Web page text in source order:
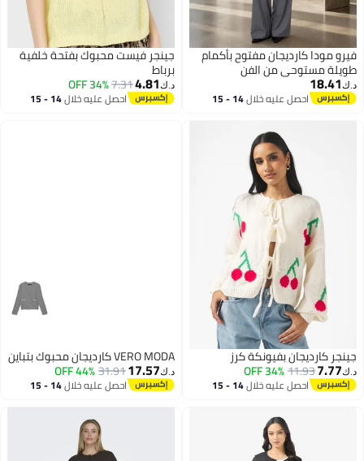
فيرو مودا كارديجان مفتوح بأكمام
طويلة مستوحى من الفن
د.ك‏18.41
احصل عليه خلال 14 - 15
جينجر فيست محبوك بفتحة خلفية
برباط
د.ك‏4.81
7.31
34% OFF
احصل عليه خلال 14 - 15
جينجر كارديجان بفيونكة كرز
د.ك‏7.77
11.93
34% OFF
احصل عليه خلال 14 - 15
VERO MODA كارديجان محبوك بتباين
د.ك‏17.57
31.91
44% OFF
احصل عليه خلال 14 - 15